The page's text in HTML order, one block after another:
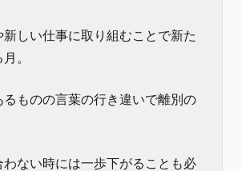
新しい仕事に取り組むことで新た
。
るものの言葉の行き違いで離別の
わない時には一歩下がることも必